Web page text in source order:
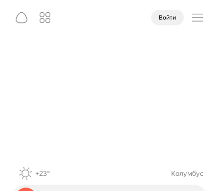
Войти
+23° Колумбус